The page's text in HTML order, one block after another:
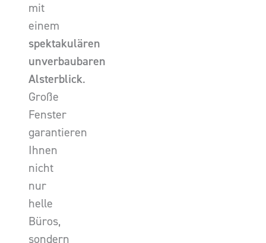
mit
einem
spektakulären
unverbaubaren
Alsterblick.
Große
Fenster
garantieren
Ihnen
nicht
nur
helle
Büros,
sondern